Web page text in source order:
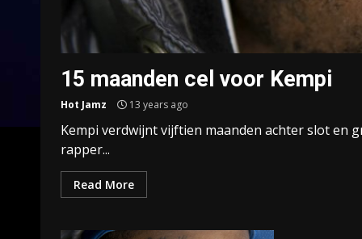
15 maanden cel voor Kempi
Hot Jamz 13 years ago
Kempi verdwijnt vijftien maanden achter slot en
rapper...
Read More